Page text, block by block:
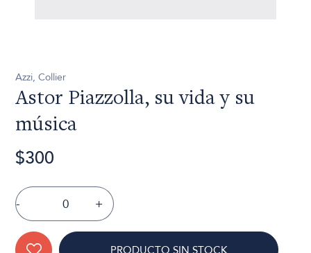
Azzi, Collier
Astor Piazzolla, su vida y su
música
$300
- +